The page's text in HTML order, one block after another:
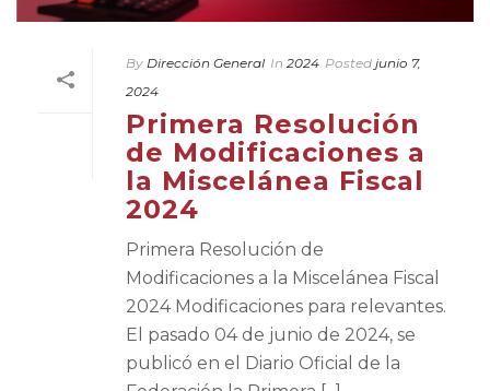
By Dirección General In 2024 Posted junio 7,
2024
Primera Resolución
de Modificaciones a
la Miscelánea Fiscal
2024
Primera Resolución de
Modificaciones a la Miscelánea Fiscal
2024 Modificaciones para relevantes.
El pasado 04 de junio de 2024, se
publicó en el Diario Oficial de la